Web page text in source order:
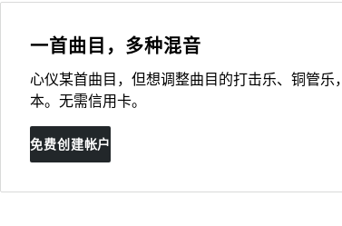
一首曲目，多种混音
心仪某首曲目，但想调整曲目的打击乐、铜管
本。无需信用卡。
免费创建帐户